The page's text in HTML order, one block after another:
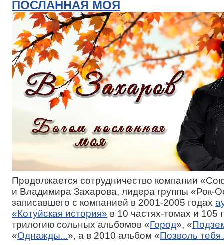
ПОСЛАННАЯ МОЯ
Продолжается сотрудничество компании
и Владимира Захарова, лидера группы «Рок-
записавшего с компанией в 2001-2005 годах
«Котуйская история» в 10 частях-томах и 105
трилогию сольных альбомов «Город», «
«Однажды...», а в 2010 альбом «Позволь